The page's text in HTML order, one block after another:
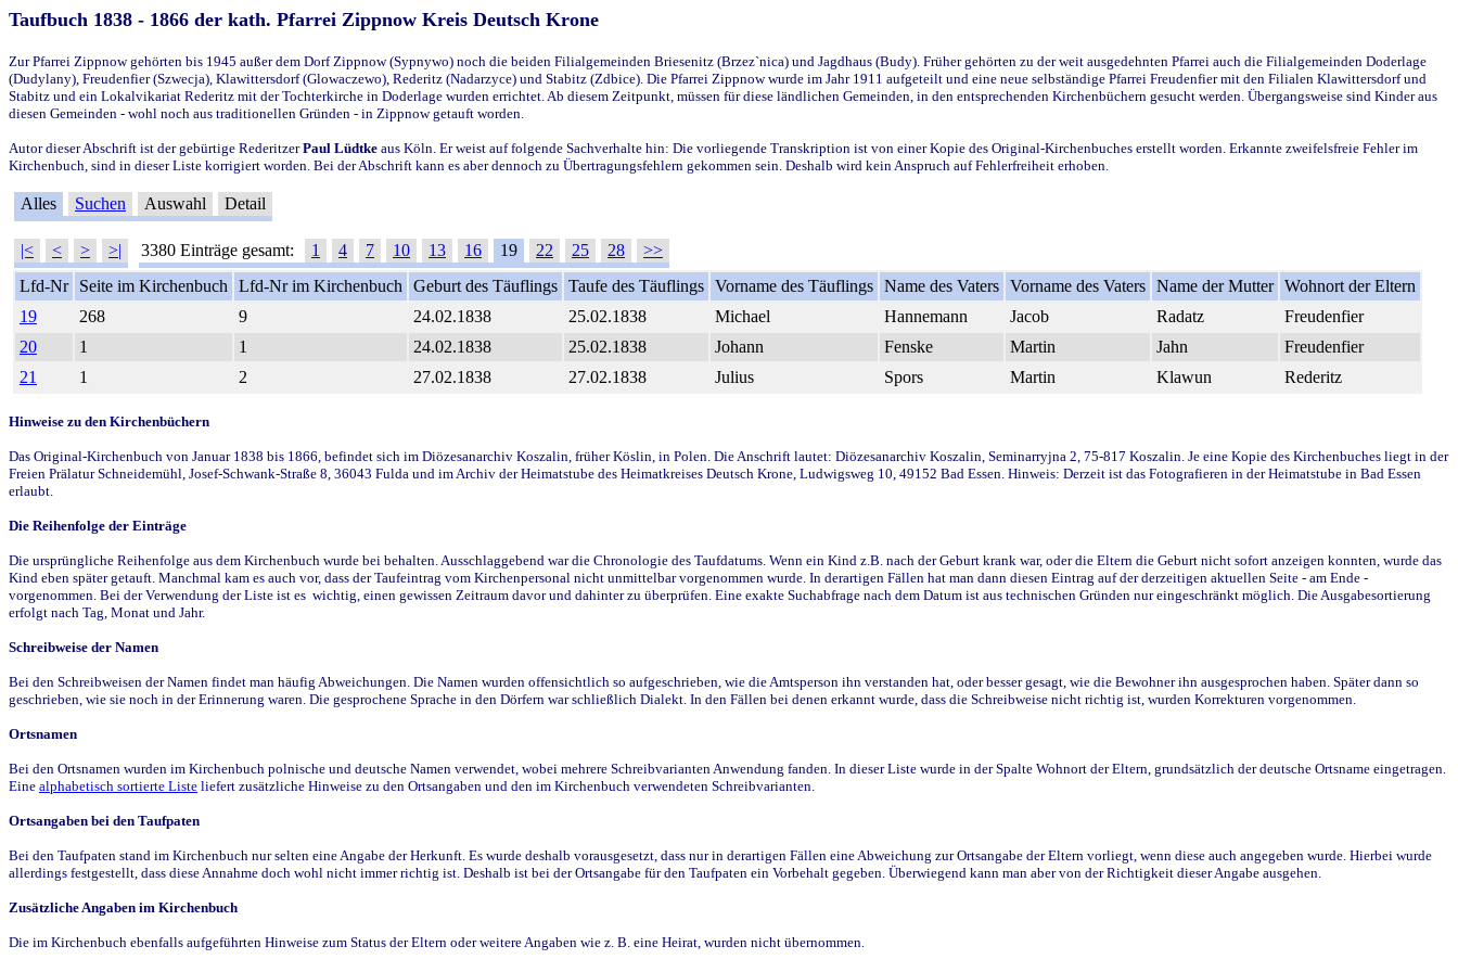
Taufbuch 1838 - 1866 der kath. Pfarrei Zippnow Kreis Deutsch Krone
Zur Pfarrei Zippnow gehörten bis 1945 außer dem Dorf Zippnow (Sypnywo) noch die beiden Filialgemeinden Briesenitz (Brzez`nica) und Jagdhaus (Budy). Früher gehörten zu der weit ausgedehnten Pfarrei auch die Filialgemeinden Doderlage
(Dudylany), Freudenfier (Szwecja), Klawittersdorf (Glowaczewo), Rederitz (Nadarzyce) und Stabitz (Zdbice). Die Pfarrei Zippnow wurde im Jahr 1911 aufgeteilt und eine neue selbständige Pfarrei Freudenfier mit den Filialen Klawittersdorf und
Stabitz und ein Lokalvikariat Rederitz mit der Tochterkirche in Doderlage wurden errichtet. Ab diesem Zeitpunkt, müssen für diese ländlichen Gemeinden, in den entsprechenden Kirchenbüchern gesucht werden. Übergangsweise sind Kinder aus
diesen Gemeinden - wohl noch aus traditionellen Gründen - in Zippnow getauft worden.
Autor dieser Abschrift ist der gebürtige RederitzerPaul Lüdtke aus Köln. Er weist auf folgende Sachverhalte hin: Die vorliegende Transkription ist von einer Kopie des Original-Kirchenbuches erstellt worden. Erkannte zweifelsfreie Fehler im
Kirchenbuch, sind in dieser Liste korrigiert worden. Bei der Abschrift kann es aber dennoch zu Übertragungsfehlern gekommen sein. Deshalb wird kein Anspruch auf Fehlerfreiheit erhoben.
Alles Suchen Auswahl Detail
|< < > >| 3380 Einträge gesamt: 1 4 7 10 13 16 19 22 25 28
>>
Lfd-Nr
Seite im Kirchenbuch Lfd-Nr im Kirchenbuch Geburt des Täuflings Taufe des Täuflings Vorname des Täuflings Name des Vaters Vorname des Vaters Name der Mutter Wohnort der Eltern
19
268 9 24.02.1838 25.02.1838 Michael Hannemann Jacob Radatz
Freudenfier
20
1 1 24.02.1838 25.02.1838 Johann Fenske Martin Jahn
Freudenfier
21
1 2 27.02.1838 27.02.1838 Julius Spors Martin Klawun Rederitz
Hinweise zu den Kirchenbüchern
Das Original-Kirchenbuch von Januar 1838 bis 1866, befindet sich im Diözesanarchiv Koszalin, früher Köslin, in Polen. Die Anschrift lautet: Diözesanarchiv Koszalin, Seminarryjna 2, 75-817 Koszalin. Je eine Kopie des Kirchenbuches liegt in der
Freien Prälatur Schneidemühl, Josef-Schwank-Straße 8, 36043 Fulda und im Archiv der Heimatstube des Heimatkreises Deutsch Krone, Ludwigsweg 10, 49152 Bad Essen. Hinweis: Derzeit ist das Fotografieren in der Heimatstube in Bad Essen
erlaubt.
Die Reihenfolge der Einträge
Die ursprüngliche Reihenfolge aus dem Kirchenbuch wurde bei behalten. Ausschlaggebend war die Chronologie des Taufdatums. Wenn ein Kind z.B. nach der Geburt krank war, oder die Eltern die Geburt nicht sofort anzeigen konnten, wurde das
Kind eben später getauft. Manchmal kam es auch vor, dass der Taufeintrag vom Kirchenpersonal nicht unmittelbar vorgenommen wurde. In derartigen Fällen hat man dann diesen Eintrag auf der derzeitigen aktuellen Seite - am Ende -
vorgenommen. Bei der Verwendung der Liste ist es wichtig, einen gewissen Zeitraum davor und dahinter zu überprüfen. Eine exakte Suchabfrage nach dem Datum ist aus technischen Gründen nur eingeschränkt möglich. Die Ausgabesortierung
erfolgt nach Tag, Monat und Jahr.
Schreibweise der Namen
Bei den Schreibweisen der Namen findet man häufig Abweichungen. Die Namen wurden offensichtlich so aufgeschrieben, wie die Amtsperson ihn verstanden hat, oder besser gesagt, wie die Bewohner ihn ausgesprochen haben. Später dann so
geschrieben, wie sie noch in der Erinnerung waren. Die gesprochene Sprache in den Dörfern war schließlich Dialekt. In den Fällen bei denen erkannt wurde, dass die Schreibweise nicht richtig ist, wurden Korrekturen vorgenommen.
Ortsnamen
Bei den Ortsnamen wurden im Kirchenbuch polnische und deutsche Namen verwendet, wobei mehrere Schreibvarianten Anwendung fanden. In dieser Liste wurde in der Spalte Wohnort der Eltern, grundsätzlich der deutsche Ortsname eingetragen.
Eine alphabetisch sortierte Liste liefert zusätzliche Hinweise zu den Ortsangaben und den im Kirchenbuch verwendeten Schreibvarianten.
Ortsangaben bei den Taufpaten
Bei den Taufpaten stand im Kirchenbuch nur selten eine Angabe der Herkunft. Es wurde deshalb vorausgesetzt, dass nur in derartigen Fällen eine Abweichung zur Ortsangabe der Eltern vorliegt, wenn diese auch angegeben wurde. Hierbei wurde
allerdings festgestellt, dass diese Annahme doch wohl nicht immer richtig ist. Deshalb ist bei der Ortsangabe für den Taufpaten ein Vorbehalt gegeben. Überwiegend kann man aber von der Richtigkeit dieser Angabe ausgehen.
Zusätzliche Angaben im Kirchenbuch
Die im Kirchenbuch ebenfalls aufgeführten Hinweise zum Status der Eltern oder weitere Angaben wie z. B. eine Heirat, wurden nicht übernommen.